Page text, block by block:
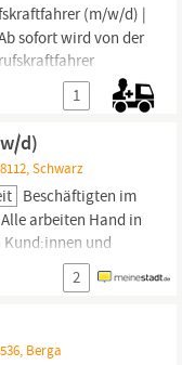
(m/w/d) |
sofort wird von der
gesucht. In einer
GmbH ist ein
1
d)
Schwarz
Beschäftigten im
arbeiten Hand in
Kund:innen und
ein großes,
Außergewöhnliches
glücklich
2
Berga